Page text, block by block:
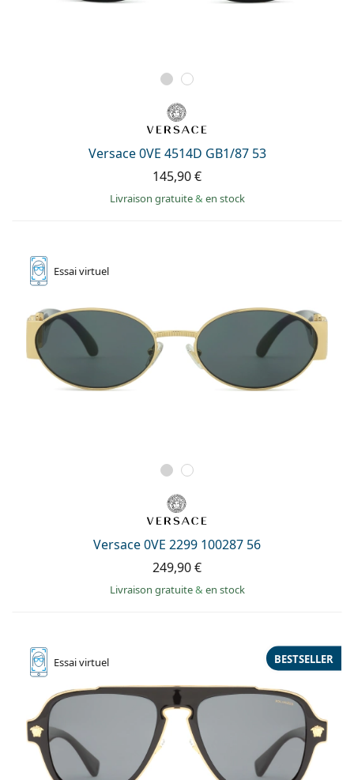
Versace 0VE 4514D GB1/87 53
145,90 €
Livraison gratuite& en stock
Essaivirtuel
Versace 0VE 2299 100287 56
249,90 €
Livraison gratuite& en stock
Essaivirtuel BESTSELLER